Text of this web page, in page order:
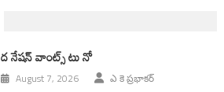
ద నేషన్ వాంట్స్ టు నో
August 7, 2026 ఎ కె ప్రభాకర్